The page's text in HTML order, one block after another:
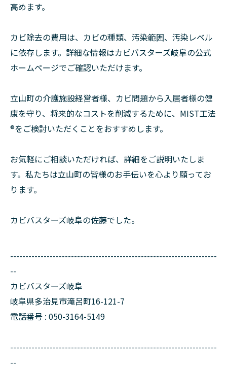
高めます。
カビ除去の費用は、カビの種類、汚染範囲、汚染レベル
に依存します。詳細な情報はカビバスターズ岐阜の公式
ホームページでご確認いただけます。
立山町の介護施設経営者様、カビ問題から入居者様の健
康を守り、将来的なコストを削減するために、MIST工法
®をご検討いただくことをおすすめします。
お気軽にご相談いただければ、詳細をご説明いたしま
す。私たちは立山町の皆様のお手伝いを心より願ってお
ります。
カビバスターズ岐阜の佐藤でした。
--------------------------------------------------------------------
--
カビバスターズ岐阜
岐阜県多治見市滝呂町16-121-7
電話番号 : 050-3164-5149
--------------------------------------------------------------------
--